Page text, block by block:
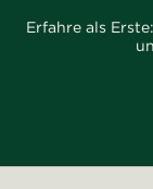
Erfahre als